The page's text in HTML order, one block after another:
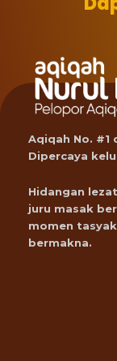
Aqiqah No. #1
Dipercaya
Hidangan
juru masak
momen
bermakna.